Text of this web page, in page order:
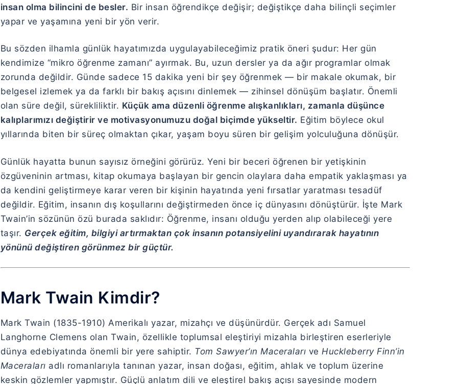
insan olma bilincini de besler. Bir insan öğrendikçe değişir; değiştikçe daha bilinçli seçimler
yapar ve yaşamına yeni bir yön verir.
Bu sözden ilhamla günlük hayatımızda uygulayabileceğimiz pratik öneri şudur: Her gün
kendimize “mikro öğrenme zamanı” ayırmak. Bu, uzun dersler ya da ağır programlar olmak
zorunda değildir. Günde sadece 15 dakika yeni bir şey öğrenmek — bir makale okumak, bir
belgesel izlemek ya da farklı bir bakış açısını dinlemek — zihinsel dönüşüm başlatır. Önemli
olan süre değil, sürekliliktir. Küçük ama düzenli öğrenme alışkanlıkları, zamanla düşünce
kalıplarımızı değiştirir ve motivasyonumuzu doğal biçimde yükseltir. Eğitim böylece okul
yıllarında biten bir süreç olmaktan çıkar, yaşam boyu süren bir gelişim yolculuğuna dönüşür.
Günlük hayatta bunun sayısız örneğini görürüz. Yeni bir beceri öğrenen bir yetişkinin
özgüveninin artması, kitap okumaya başlayan bir gencin olaylara daha empatik yaklaşması ya
da kendini geliştirmeye karar veren bir kişinin hayatında yeni fırsatlar yaratması tesadüf
değildir. Eğitim, insanın dış koşullarını değiştirmeden önce iç dünyasını dönüştürür. İşte Mark
Twain’in sözünün özü burada saklıdır: Öğrenme, insanı olduğu yerden alıp olabileceği yere
taşır. Gerçek eğitim, bilgiyi artırmaktan çok insanın potansiyelini uyandırarak hayatının
yönünü değiştiren görünmez bir güçtür.
Mark Twain Kimdir?
Mark Twain (1835-1910) Amerikalı yazar, mizahçı ve düşünürdür. Gerçek adı Samuel
Langhorne Clemens olan Twain, özellikle toplumsal eleştiriyi mizahla birleştiren eserleriyle
dünya edebiyatında önemli bir yere sahiptir. Tom Sawyer’ın Maceraları ve Huckleberry Finn’in
Maceraları adlı romanlarıyla tanınan yazar, insan doğası, eğitim, ahlak ve toplum üzerine
keskin gözlemler yapmıştır. Güçlü anlatım dili ve eleştirel bakış açısı sayesinde modern